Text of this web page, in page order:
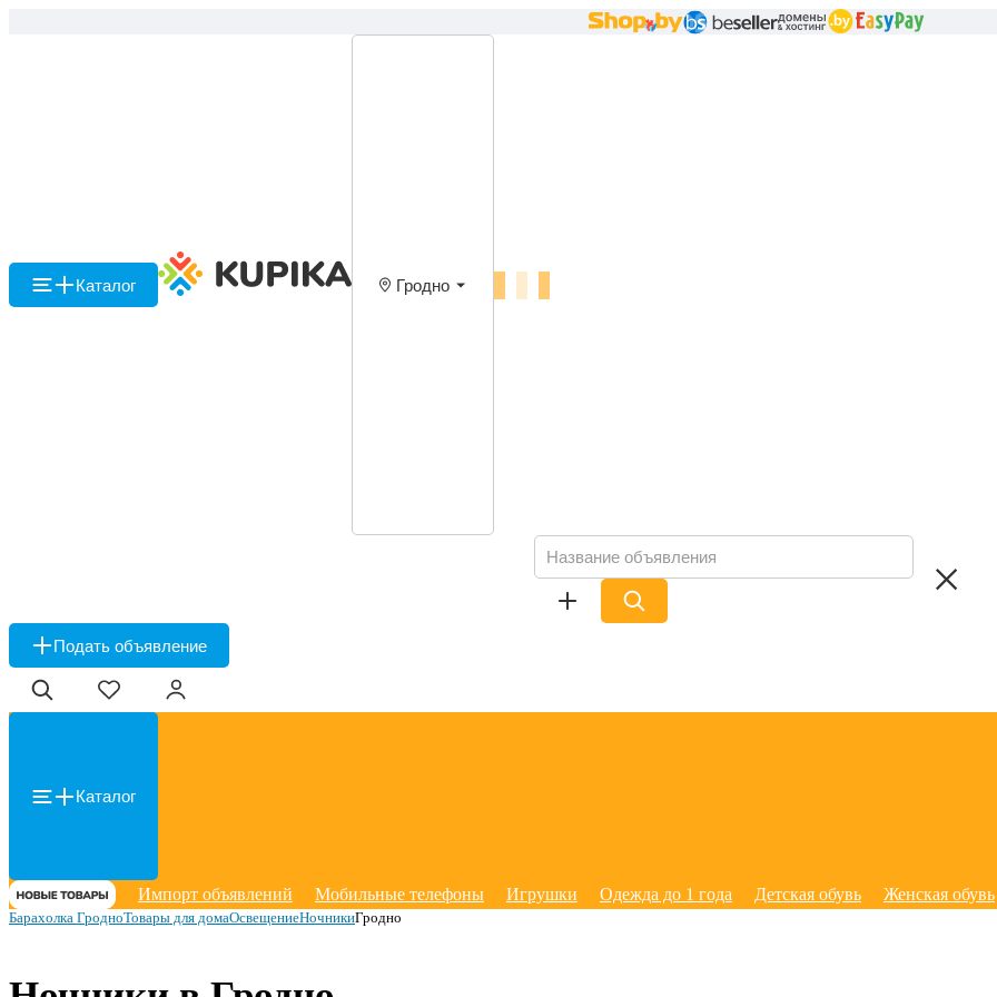
Каталог Гродно
Подать объявление
Каталог
Импорт объявлений Мобильные телефоны Игрушки Одежда до 1 года Детская обувь Женская обувь
Барахолка ГродноТовары для домаОсвещениеНочникиГродно